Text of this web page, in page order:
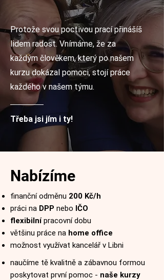
Protože svou poctivou prací přinášíš
lidem radost. Vnímáme, že za
každým člověkem, který po našem
kurzu dokázal pomoci, stojí práce
každého v našem týmu.
Třeba jsi jím i ty!
Nabízíme
finanční odměnu 200 Kč/h
práci na DPP nebo IČO
flexibilnípracovní dobu
většinu práce na home office
možnost využívat kancelář v Libni
naučíme tě kvalitně a zábavnou formou
poskytovat první pomoc - naše kurzy